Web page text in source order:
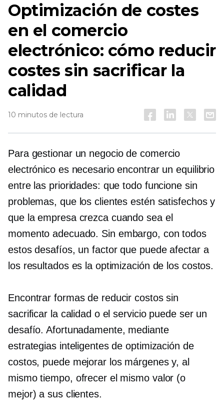
Optimización de costes
en el comercio
electrónico: cómo reducir
costes sin sacrificar la
calidad
10 minutos de lectura
Para gestionar un negocio de comercio
electrónico es necesario encontrar un equilibrio
entre las prioridades: que todo funcione sin
problemas, que los clientes estén satisfechos y
que la empresa crezca cuando sea el
momento adecuado. Sin embargo, con todos
estos desafíos, un factor que puede afectar a
los resultados es la optimización de los costos.
Encontrar formas de reducir costos sin
sacrificar la calidad o el servicio puede ser un
desafío. Afortunadamente, mediante
estrategias inteligentes de optimización de
costos, puede mejorar los márgenes y, al
mismo tiempo, ofrecer el mismo valor (o
mejor) a sus clientes.